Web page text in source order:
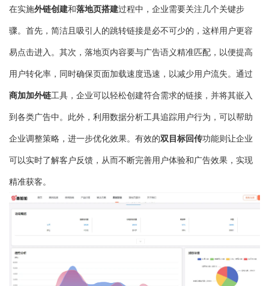
在实施外链创建和落地页搭建过程中，企业需要关注几个关键步
骤。首先，简洁且吸引人的跳转链接是必不可少的，这样用户更容
易点击进入。其次，落地页内容要与广告语义精准匹配，以便提高
用户转化率，同时确保页面加载速度迅速，以减少用户流失。通过
商加加外链工具，企业可以轻松创建符合需求的链接，并将其嵌入
到各类广告中。此外，利用数据分析工具追踪用户行为，可以帮助
企业调整策略，进一步优化效果。有效的双目标回传功能则让企业
可以实时了解客户反馈，从而不断完善用户体验和广告效果，实现
精准获客。